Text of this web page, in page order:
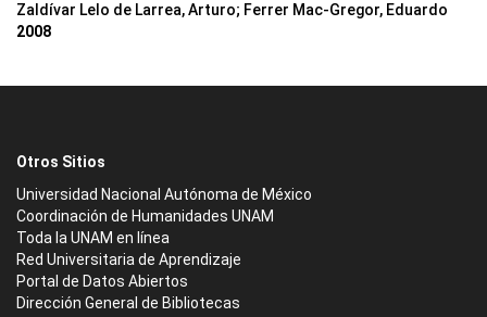
Zaldívar Lelo de Larrea, Arturo; Ferrer Mac-Gregor, Eduardo
2008
Otros Sitios
Universidad Nacional Autónoma de México
Coordinación de Humanidades UNAM
Toda la UNAM en línea
Red Universitaria de Aprendizaje
Portal de Datos Abiertos
Dirección General de Bibliotecas